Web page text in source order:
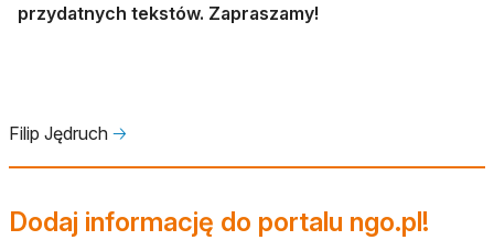
przydatnych tekstów. Zapraszamy!
Filip Jędruch 🡢
Dodaj informację do portalu ngo.pl!